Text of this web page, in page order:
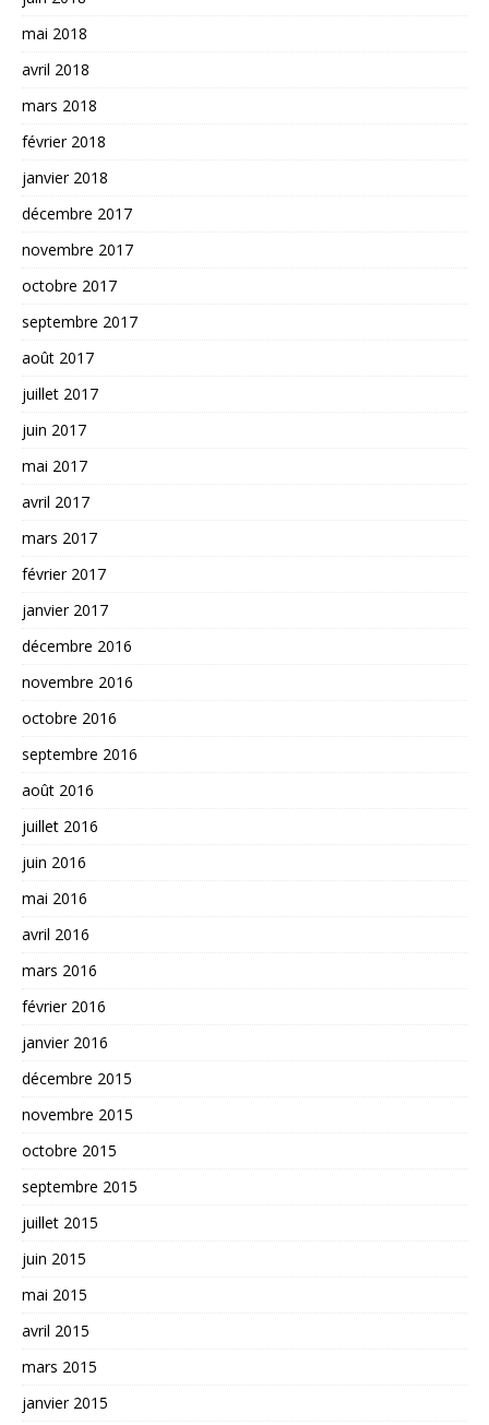
mai 2018
avril 2018
mars 2018
février 2018
janvier 2018
décembre 2017
novembre 2017
octobre 2017
septembre 2017
août 2017
juillet 2017
juin 2017
mai 2017
avril 2017
mars 2017
février 2017
janvier 2017
décembre 2016
novembre 2016
octobre 2016
septembre 2016
août 2016
juillet 2016
juin 2016
mai 2016
avril 2016
mars 2016
février 2016
janvier 2016
décembre 2015
novembre 2015
octobre 2015
septembre 2015
juillet 2015
juin 2015
mai 2015
avril 2015
mars 2015
janvier 2015